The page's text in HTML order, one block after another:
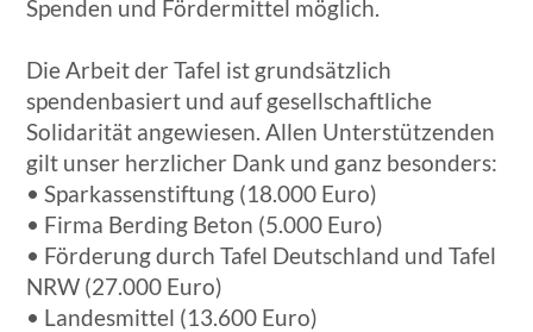
Spenden und Fördermittel möglich.
Die Arbeit der Tafel ist grundsätzlich
spendenbasiert und auf gesellschaftliche
Solidarität angewiesen. Allen Unterstützenden
gilt unser herzlicher Dank und ganz besonders:
• Sparkassenstiftung (18.000 Euro)
• Firma Berding Beton (5.000 Euro)
• Förderung durch Tafel Deutschland und Tafel
NRW (27.000 Euro)
• Landesmittel (13.600 Euro)